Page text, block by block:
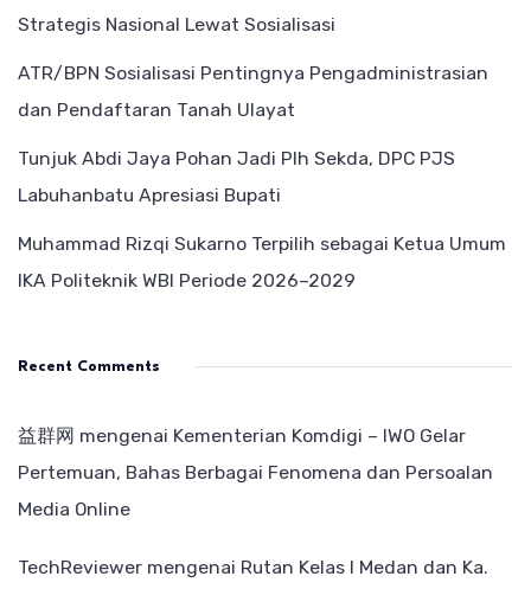
Strategis Nasional Lewat Sosialisasi
ATR/BPN Sosialisasi Pentingnya Pengadministrasian
dan Pendaftaran Tanah Ulayat
Tunjuk Abdi Jaya Pohan Jadi Plh Sekda, DPC PJS
Labuhanbatu Apresiasi Bupati
Muhammad Rizqi Sukarno Terpilih sebagai Ketua Umum
IKA Politeknik WBI Periode 2026–2029
Recent Comments
益群网 mengenai Kementerian Komdigi – IWO Gelar
Pertemuan, Bahas Berbagai Fenomena dan Persoalan
Media Online
TechReviewer mengenai Rutan Kelas I Medan dan Ka.